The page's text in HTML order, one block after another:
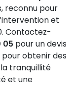
reconnu pour
et
Contactez-
05 pour un devis
obtenir des
tranquillité
et une